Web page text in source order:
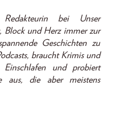
bei Unser
und Herz immer zur
Geschichten zu
braucht Krimis und
und probiert
aus, die aber meistens